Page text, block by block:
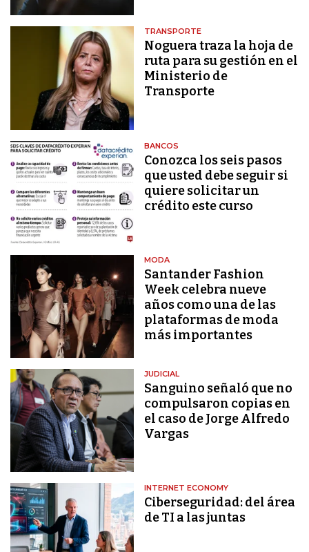
TRANSPORTE
Noguera traza la hoja de
ruta para su gestión en el
Ministerio de
Transporte
BANCOS
Conozca los seis pasos
que usted debe seguir si
quiere solicitar un
crédito este curso
MODA
Santander Fashion
Week celebra nueve
años como una de las
plataformas de moda
más importantes
JUDICIAL
Sanguino señaló que no
compulsaron copias en
el caso de Jorge Alfredo
Vargas
INTERNET ECONOMY
Ciberseguridad: del área
de TI a las juntas